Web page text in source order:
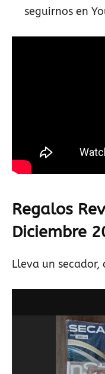
seguirnos en
Regalos
Diciembre
Lleva un secador,